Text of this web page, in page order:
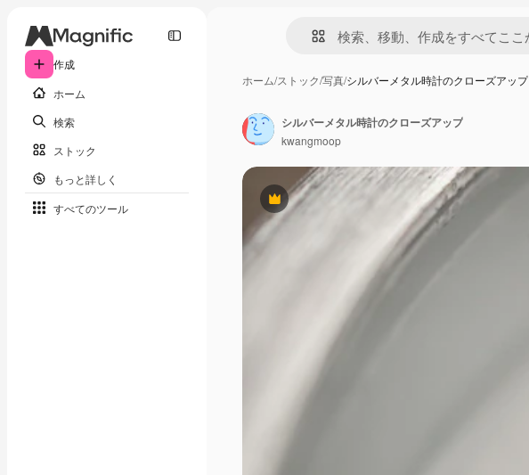
作成
ホーム
検索
ストック
もっと詳しく
すべてのツール
ホーム/ストック/写真/シルバーメタル時計のクローズアップ
Premium
シルバーメタル時計のクローズアップ
kwangmoop